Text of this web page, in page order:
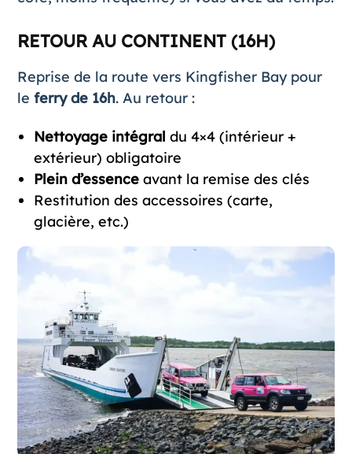
RETOUR AU CONTINENT (16H)
Reprise de la route vers Kingfisher Bay pour
le ferry de 16h. Au retour :
Nettoyage intégral du 4×4 (intérieur +
extérieur) obligatoire
Plein d’essenceavant la remise des clés
Restitution des accessoires (carte,
glacière, etc.)